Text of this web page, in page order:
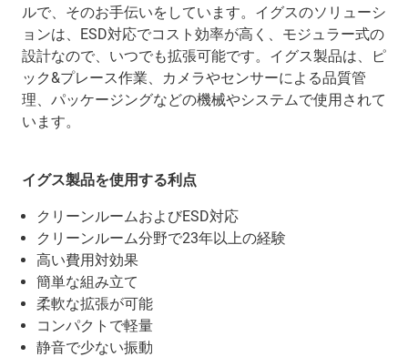
ルで、そのお手伝いをしています。イグスのソリューシ
ョンは、ESD対応でコスト効率が高く、モジュラー式の
設計なので、いつでも拡張可能です。イグス製品は、ピ
ック&プレース作業、カメラやセンサーによる品質管
理、パッケージングなどの機械やシステムで使用されて
います。
イグス製品を使用する利点
クリーンルームおよびESD対応
クリーンルーム分野で23年以上の経験
高い費用対効果
簡単な組み立て
柔軟な拡張が可能
コンパクトで軽量
静音で少ない振動